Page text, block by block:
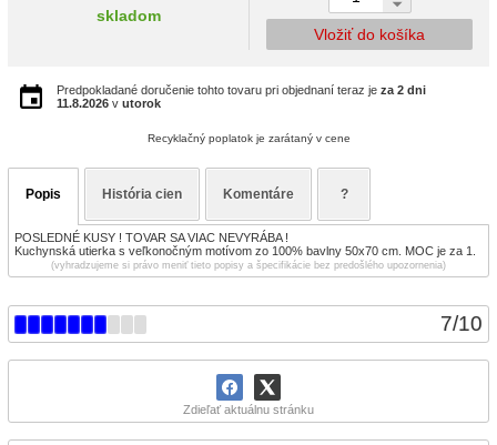
7/10
Zdieľať aktuálnu stránku
skladom
Vložiť do košíka
Predpokladané doručenie tohto tovaru pri objednaní teraz je za 2 dni
11.8.2026 v utorok
Recyklačný poplatok je zarátaný v cene
Popis História cien Komentáre ?
POSLEDNÉ KUSY ! TOVAR SA VIAC NEVYRÁBA !
Kuchynská utierka s veľkonočným motívom zo 100% bavlny 50x70 cm. MOC je za 1.
(vyhradzujeme si právo meniť tieto popisy a špecifikácie bez predošlého upozornenia)